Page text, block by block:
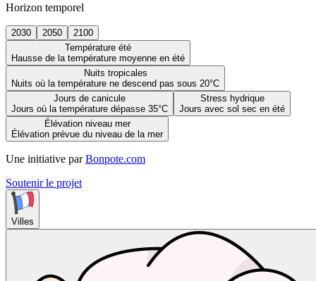
Horizon temporel
2030 2050
2100
Température été
Hausse de la température moyenne en été
Nuits tropicales
Nuits où la température ne descend pas sous 20°C
Jours de canicule
Jours où la température dépasse 35°C
Stress hydrique
Jours avec sol sec en été
Élévation niveau mer
Élévation prévue du niveau de la mer
Une initiative par Bonpote.com
Soutenir le projet
Villes